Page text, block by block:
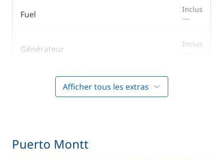
Fuel Inclus
—
Générateur Inclus
Moteur Hors Bord
Skipper (repas non inclus)
Afficher tous les extras
Puerto Montt